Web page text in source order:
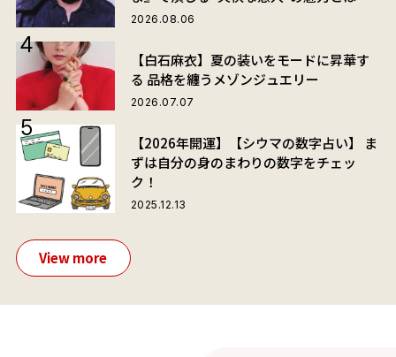
2026.08.06
【白石麻衣】夏の装いをモードに昇華す
る 品格を纏うメゾンジュエリー
2026.07.07
【2026年開運】【シウマの数字占い】 ま
ずは自分の身のまわりの数字をチェッ
ク！
2025.12.13
View more